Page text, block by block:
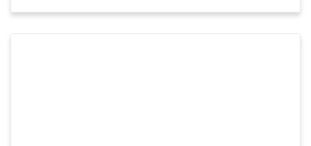
c’est pourquoi nous avons choisi de vous